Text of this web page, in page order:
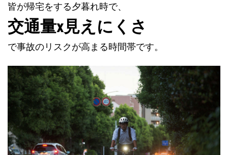
皆が帰宅をする夕暮れ時で、
交通量x見えにくさ
で事故のリスクが高まる時間帯です。